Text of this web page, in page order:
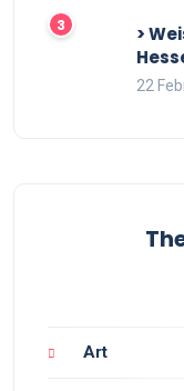
>
22
Art